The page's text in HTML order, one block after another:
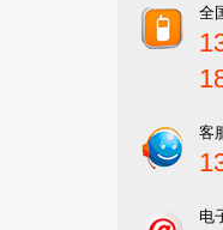
全
客
电